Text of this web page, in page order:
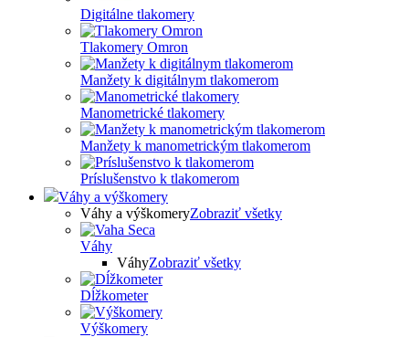
Digitálne tlakomery
Tlakomery Omron
Manžety k digitálnym tlakomerom
Manometrické tlakomery
Manžety k manometrickým tlakomerom
Príslušenstvo k tlakomerom
Váhy a výškomery
Váhy a výškomeryZobraziť všetky
Váhy
VáhyZobraziť všetky
Dĺžkometer
Výškomery